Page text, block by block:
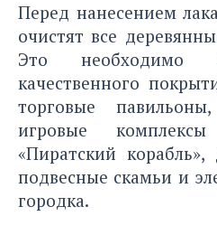
Перед нанесением
очистят все
Это необходимо
качественного
торговые
игровые
«Пиратский
подвесные скамьи и
городка.